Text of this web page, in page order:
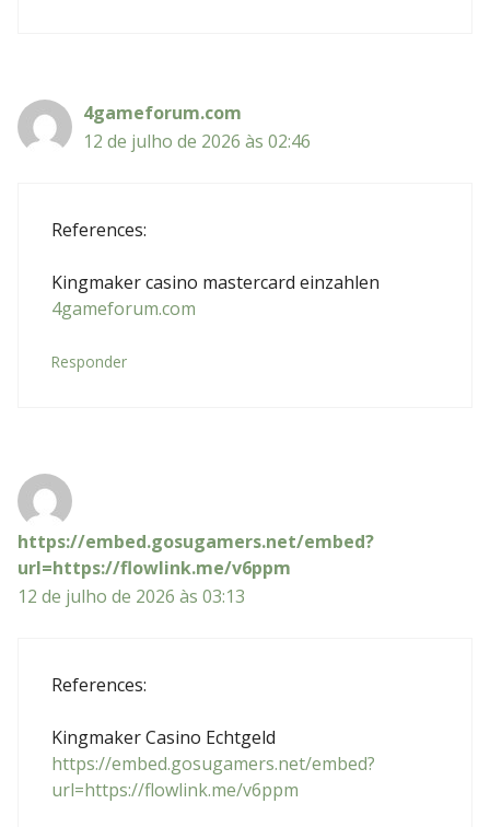
4gameforum.com
12 de julho de 2026 às 02:46
References:
Kingmaker casino mastercard einzahlen
4gameforum.com
Responder
https://embed.gosugamers.net/embed?
url=https://flowlink.me/v6ppm
12 de julho de 2026 às 03:13
References:
Kingmaker Casino Echtgeld
https://embed.gosugamers.net/embed?
url=https://flowlink.me/v6ppm